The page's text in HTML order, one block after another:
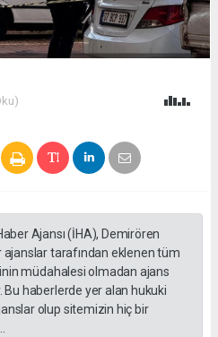
Ajansı (İHA), Demirören
ajanslar tarafından eklenen tüm
müdahalesi olmadan ajans
Bu haberlerde yer alan hukuki
olup sitemizin hiç bir